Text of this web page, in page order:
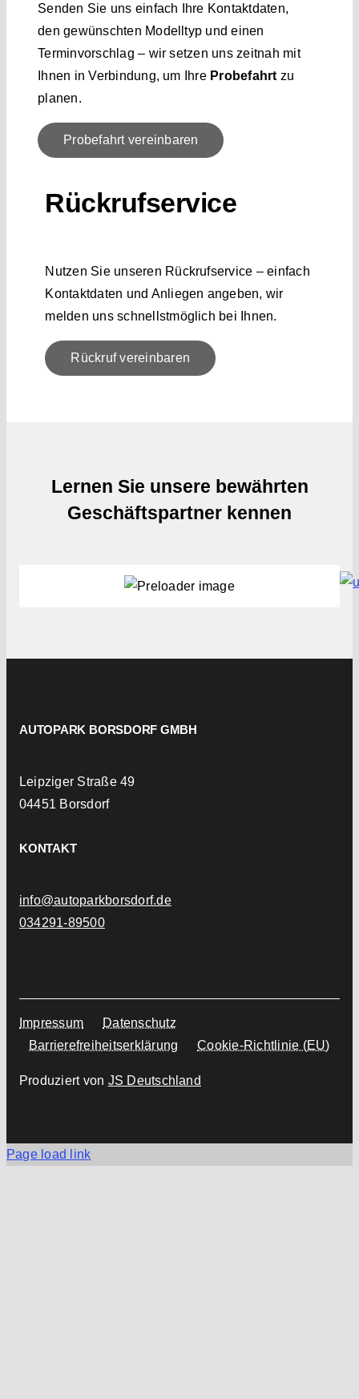
Senden Sie uns einfach Ihre Kontaktdaten,
den gewünschten Modelltyp und einen
Terminvorschlag – wir setzen uns zeitnah mit
Ihnen in Verbindung, um Ihre Probefahrt zu
planen.
Probefahrt vereinbaren
Rückrufservice
Nutzen Sie unseren Rückrufservice – einfach
Kontaktdaten und Anliegen angeben, wir
melden uns schnellstmöglich bei Ihnen.
Rückruf vereinbaren
Lernen Sie unsere bewährten
Geschäftspartner kennen
AUTOPARK BORSDORF GMBH
Leipziger Straße 49
04451 Borsdorf
KONTAKT
info@autoparkborsdorf.de
034291-89500
Impressum
Datenschutz
Barrierefreiheitserklärung
Cookie-Richtlinie (EU)
Produziert von JS Deutschland
Page load link